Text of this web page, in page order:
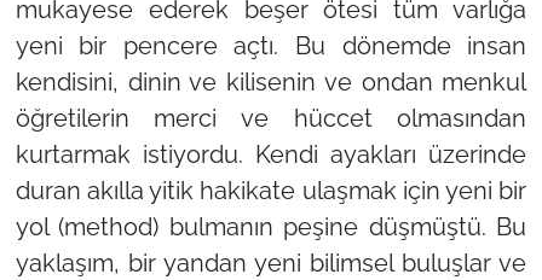
mukayese ederek beşer ötesi tüm varlığa
yeni bir pencere açtı. Bu dönemde insan
kendisini, dinin ve kilisenin ve ondan menkul
öğretilerin merci ve hüccet olmasından
kurtarmak istiyordu. Kendi ayakları üzerinde
duran akılla yitik hakikate ulaşmak için yeni bir
yol (method) bulmanın peşine düşmüştü. Bu
yaklaşım, bir yandan yeni bilimsel buluşlar ve